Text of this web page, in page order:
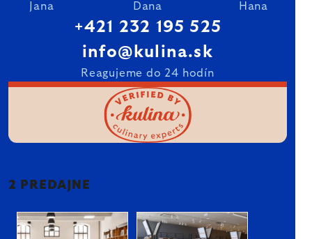
Jana Dana Hana
+421 232 195 525
info@kulina.sk
Reagujeme do 24 hodín
2 PREDAJNE